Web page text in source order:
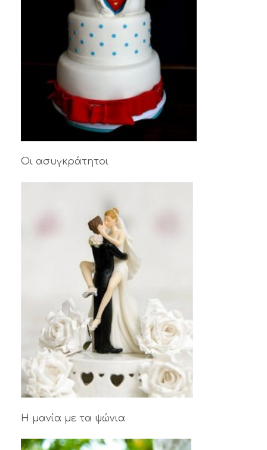
Οι ασυγκράτητοι
Η μανία με τα ψώνια